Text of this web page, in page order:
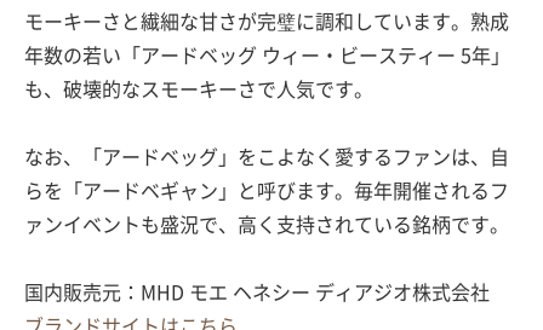
モーキーさと繊細な甘さが完璧に調和しています。熟成
年数の若い「アードベッグ ウィー・ビースティー 5年」
も、破壊的なスモーキーさで人気です。
なお、「アードベッグ」をこよなく愛するファンは、自
らを「アードベギャン」と呼びます。毎年開催されるフ
ァンイベントも盛況で、高く支持されている銘柄です。
国内販売元：MHD モエ ヘネシー ディアジオ株式会社